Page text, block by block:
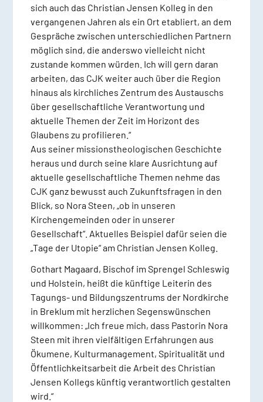
sich auch das Christian Jensen Kolleg in den
vergangenen Jahren als ein Ort etabliert, an dem
Gespräche zwischen unterschiedlichen Partnern
möglich sind, die anderswo vielleicht nicht
zustande kommen würden. Ich will gern daran
arbeiten, das CJK weiter auch über die Region
hinaus als kirchliches Zentrum des Austauschs
über gesellschaftliche Verantwortung und
aktuelle Themen der Zeit im Horizont des
Glaubens zu profilieren.“
Aus seiner missionstheologischen Geschichte
heraus und durch seine klare Ausrichtung auf
aktuelle gesellschaftliche Themen nehme das
CJK ganz bewusst auch Zukunftsfragen in den
Blick, so Nora Steen, „ob in unseren
Kirchengemeinden oder in unserer
Gesellschaft“. Aktuelles Beispiel dafür seien die
„Tage der Utopie“ am Christian Jensen Kolleg.
Gothart Magaard, Bischof im Sprengel Schleswig
und Holstein, heißt die künftige Leiterin des
Tagungs- und Bildungszentrums der Nordkirche
in Breklum mit herzlichen Segenswünschen
willkommen: „Ich freue mich, dass Pastorin Nora
Steen mit ihren vielfältigen Erfahrungen aus
Ökumene, Kulturmanagement, Spiritualität und
Öffentlichkeitsarbeit die Arbeit des Christian
Jensen Kollegs künftig verantwortlich gestalten
wird.“